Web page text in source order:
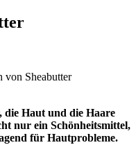
von Sheabutter
Haut und die Haare
nur ein Schönheitsmittel,
für Hautprobleme.